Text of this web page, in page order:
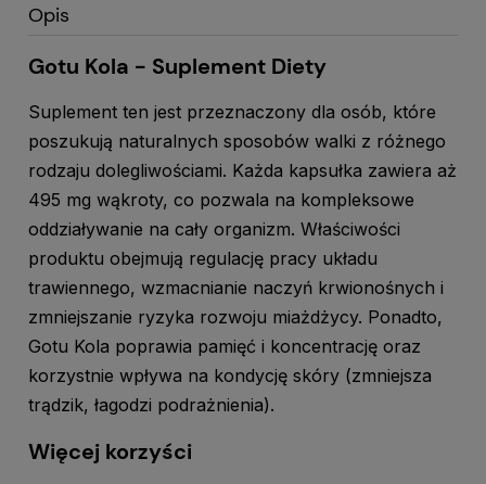
Opis
Gotu Kola - Suplement Diety
Suplement ten jest przeznaczony dla osób, które
poszukują naturalnych sposobów walki z różnego
rodzaju dolegliwościami. Każda kapsułka zawiera aż
495 mg wąkroty, co pozwala na kompleksowe
oddziaływanie na cały organizm. Właściwości
produktu obejmują regulację pracy układu
trawiennego, wzmacnianie naczyń krwionośnych i
zmniejszanie ryzyka rozwoju miażdżycy. Ponadto,
Gotu Kola poprawia pamięć i koncentrację oraz
korzystnie wpływa na kondycję skóry (zmniejsza
trądzik, łagodzi podrażnienia).
Więcej korzyści